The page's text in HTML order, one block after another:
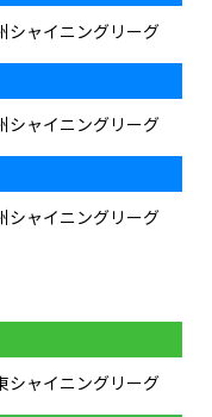
シャイニングリーグ
シャイニングリーグ
シャイニングリーグ
シャイニングリーグ